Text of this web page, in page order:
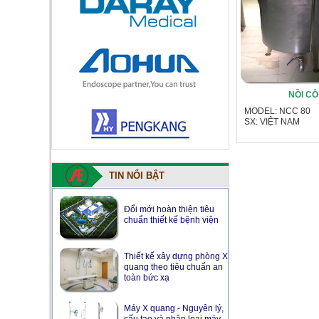
TIN NỔI BẬT
Đổi mới hoàn thiện tiêu
chuẩn thiết kế bệnh viện
Thiết kế xây dựng phòng X
quang theo tiêu chuẩn an
toàn bức xạ
Máy X quang - Nguyên lý,
NỒI
MODEL: NCC 80
SX: VIỆT NAM